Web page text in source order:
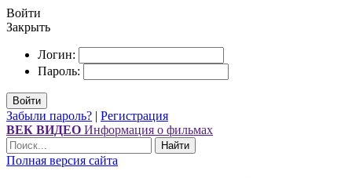
Войти
Закрыть
Логин:
Пароль:
Войти
Забыли пароль? | Регистрация
ВЕК ВИДЕО Информация о фильмах
Найти
Полная версия сайта